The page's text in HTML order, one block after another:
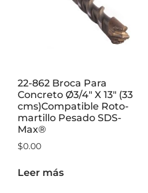
22-862 Broca Para
Concreto Ø3/4″ X 13″ (33
cms)Compatible Roto-
martillo Pesado SDS-
Max®
$0.00
Leer más